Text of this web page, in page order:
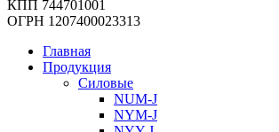
КПП 744701001
ОГРН 1207400023313
Главная
Продукция
Силовые
NUM-J
NYM-J